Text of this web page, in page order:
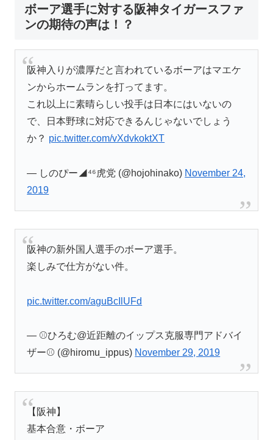
ボーア選手に対する阪神タイガースファ
ンの期待の声は！？
阪神入りが濃厚だと言われているボーアはマエケ
ンからホームランを打ってます。
これ以上に素晴らしい投手は日本にはいないの
で、日本野球に対応できるんじゃないでしょう
か？ pic.twitter.com/vXdvkoktXT
— しのぴー◢⁴⁶虎党 (@hojohinako) November 24,
2019
阪神の新外国人選手のボーア選手。
楽しみで仕方がない件。
pic.twitter.com/aguBcIlUFd
— ⚾️ひろむ@近距離のイップス克服専門アドバイ
ザー⚾️ (@hiromu_ippus) November 29, 2019
【阪神】
基本合意・ボーア